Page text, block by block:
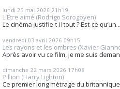
lundi 25 mai 2026 21h19
L'Être aimé (Rodrigo Sorogoyen)
Le cinéma justifie-t-il tout ? Est-ce qu’un...
vendredi 03 avril 2026 09h15
Les rayons et les ombres (Xavier
Après avoir vu ce film, je me suis
dimanche 22 mars 2026 17h08
Pillion (Harry Lighton)
Ce premier long métrage du